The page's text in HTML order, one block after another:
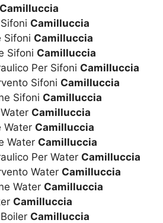
Camilluccia
Camilluccia
Sifoni Camilluccia
Sifoni Camilluccia
Per Sifoni Camilluccia
Sifoni Camilluccia
Sifoni Camilluccia
Camilluccia
Water Camilluccia
Water Camilluccia
Per Water Camilluccia
Water Camilluccia
Water Camilluccia
Camilluccia
Camilluccia